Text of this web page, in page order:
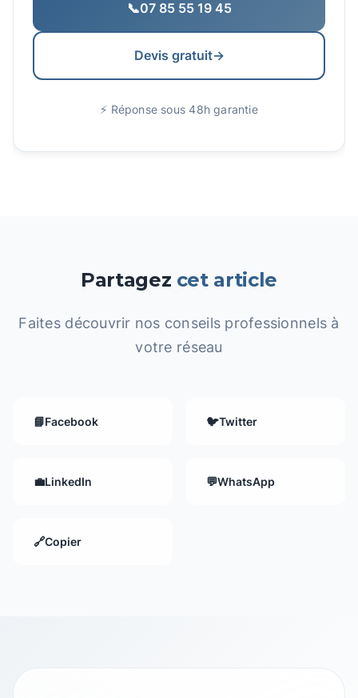
📞07 85 55 19 45
Devis gratuit→
⚡ Réponse sous 48h garantie
Partagez cet article
Faites découvrir nos conseils professionnels à
votre réseau
📘Facebook 🐦Twitter
💼LinkedIn 💬WhatsApp
🔗Copier